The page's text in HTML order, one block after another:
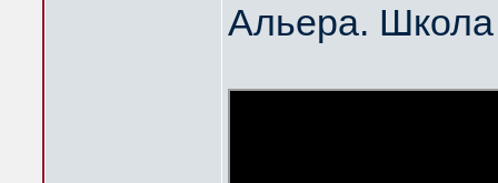
Альера. Школа